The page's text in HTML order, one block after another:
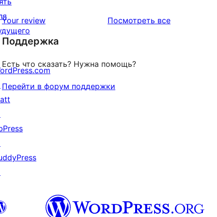
отзыв
1-
звездный
отзыв
Your review Посмотреть всеотзывы
Поддержка
Есть что сказать? Нужна помощь?
Перейти в форум поддержки